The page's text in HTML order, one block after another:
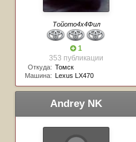
Тойото4х4Фил
1
353 публикации
Откуда: Томск
Машина: Lexus LX470
Andrey NK